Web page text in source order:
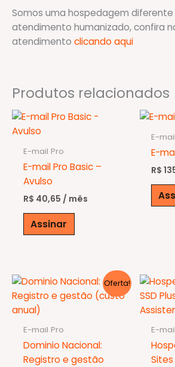
Somos uma hospedagem
atendimento humanizado, confira
atendimento clicando aqui
Produtos relacionados
E-mail Pro
E-mail Pro Basic –
Avulso
R$ 40,65 / mês
Assinar
E-
E-
R$
Oferta!
E-mail Pro
Dominio Nacional:
Registro e gestão
E-
Sites